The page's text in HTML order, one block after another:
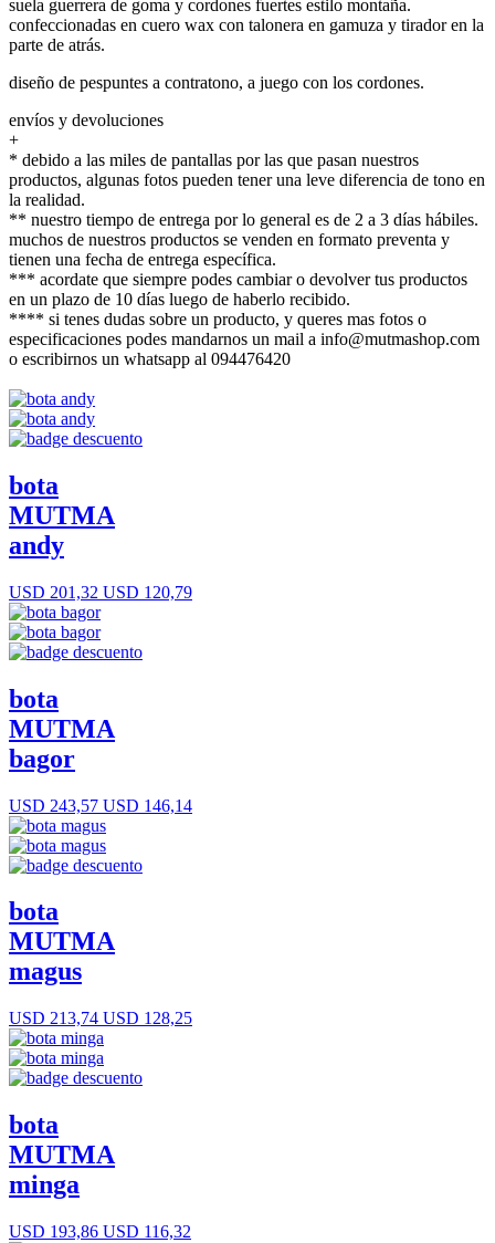
suela guerrera de goma y cordones fuertes estilo montaña.
confeccionadas en cuero wax con talonera en gamuza y tirador en la
parte de atrás.
diseño de pespuntes a contratono, a juego con los cordones.
envíos y devoluciones
+
* debido a las miles de pantallas por las que pasan nuestros
productos, algunas fotos pueden tener una leve diferencia de tono en
la realidad.
** nuestro tiempo de entrega por lo general es de 2 a 3 días hábiles.
muchos de nuestros productos se venden en formato preventa y
tienen una fecha de entrega específica.
*** acordate que siempre podes cambiar o devolver tus productos
en un plazo de 10 días luego de haberlo recibido.
**** si tenes dudas sobre un producto, y queres mas fotos o
especificaciones podes mandarnos un mail a info@mutmashop.com
o escribirnos un whatsapp al 094476420
bota
MUTMA
andy
USD 201,32 USD 120,79
bota
MUTMA
bagor
USD 243,57 USD 146,14
bota
MUTMA
magus
USD 213,74 USD 128,25
bota
MUTMA
minga
USD 193,86 USD 116,32